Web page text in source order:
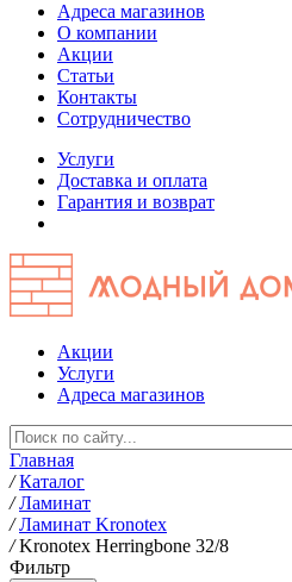
Адреса магазинов
О компании
Акции
Статьи
Контакты
Сотрудничество
Услуги
Доставка и оплата
Гарантия и возврат
Акции
Услуги
Адреса магазинов
Главная
/ Каталог
/ Ламинат
/ Ламинат Kronotex
/ Kronotex Herringbone 32/8
Фильтр